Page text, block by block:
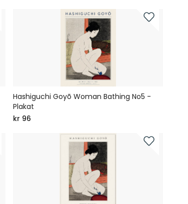
Hashiguchi Goyō Woman Bathing No5 -
Plakat
kr 96